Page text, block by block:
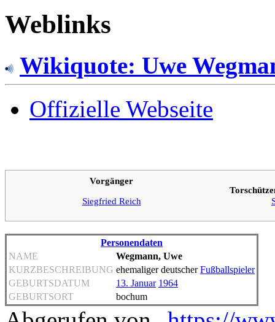
Weblinks
Wikiquote: Uwe
Offizielle Webseite
Vorgänger
Siegfried Reich
Personendaten
NAME
Wegmann, Uwe
KURZBESCHREIBUNG ehemaliger deutscherFußballspieler
GEBURTSDATUM
13. Januar 1964
GEBURTSORT
bochum